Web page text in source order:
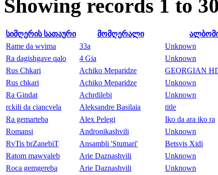
Showing records 1 to
სიმღერის სათაური მომღერალი
Rame da wvima
33a
Unknown
Ra dagishgave qalo
4 Gia
Unknown
Rus Chkari
Achiko Meparidze
GEORGIAN
Rus chkari
Achiko Meparidze
Unknown
Ra Gindat
Achrdilebi
Unknown
rckili da ciancvela
Aleksandre Basilaia
title
Ra gemarteba
Alex Pelegi
Iko da ara iko ra
Romansi
Andronikashvili
Unknown
RvTis brZanebiT
Ansambli 'Stumari'
Betsvis Xidi
Ratom mawvaleb
Arie Daznashvili
Unknown
Roca gemgereba
Arie Daznashvili
Unknown